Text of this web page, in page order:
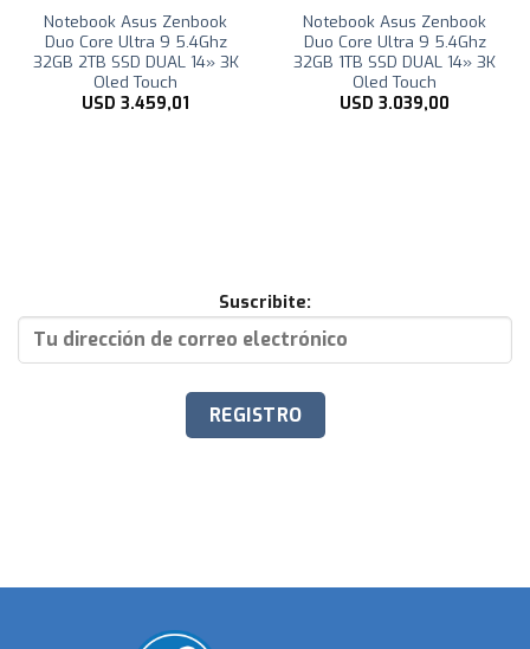
Notebook Asus Zenbook
Duo Core Ultra 9 5.4Ghz
32GB 2TB SSD DUAL 14» 3K
Oled Touch
USD 3.459,01
Notebook Asus Zenbook
Duo Core Ultra 9 5.4Ghz
32GB 1TB SSD DUAL 14» 3K
Oled Touch
USD 3.039,00
Suscribite: